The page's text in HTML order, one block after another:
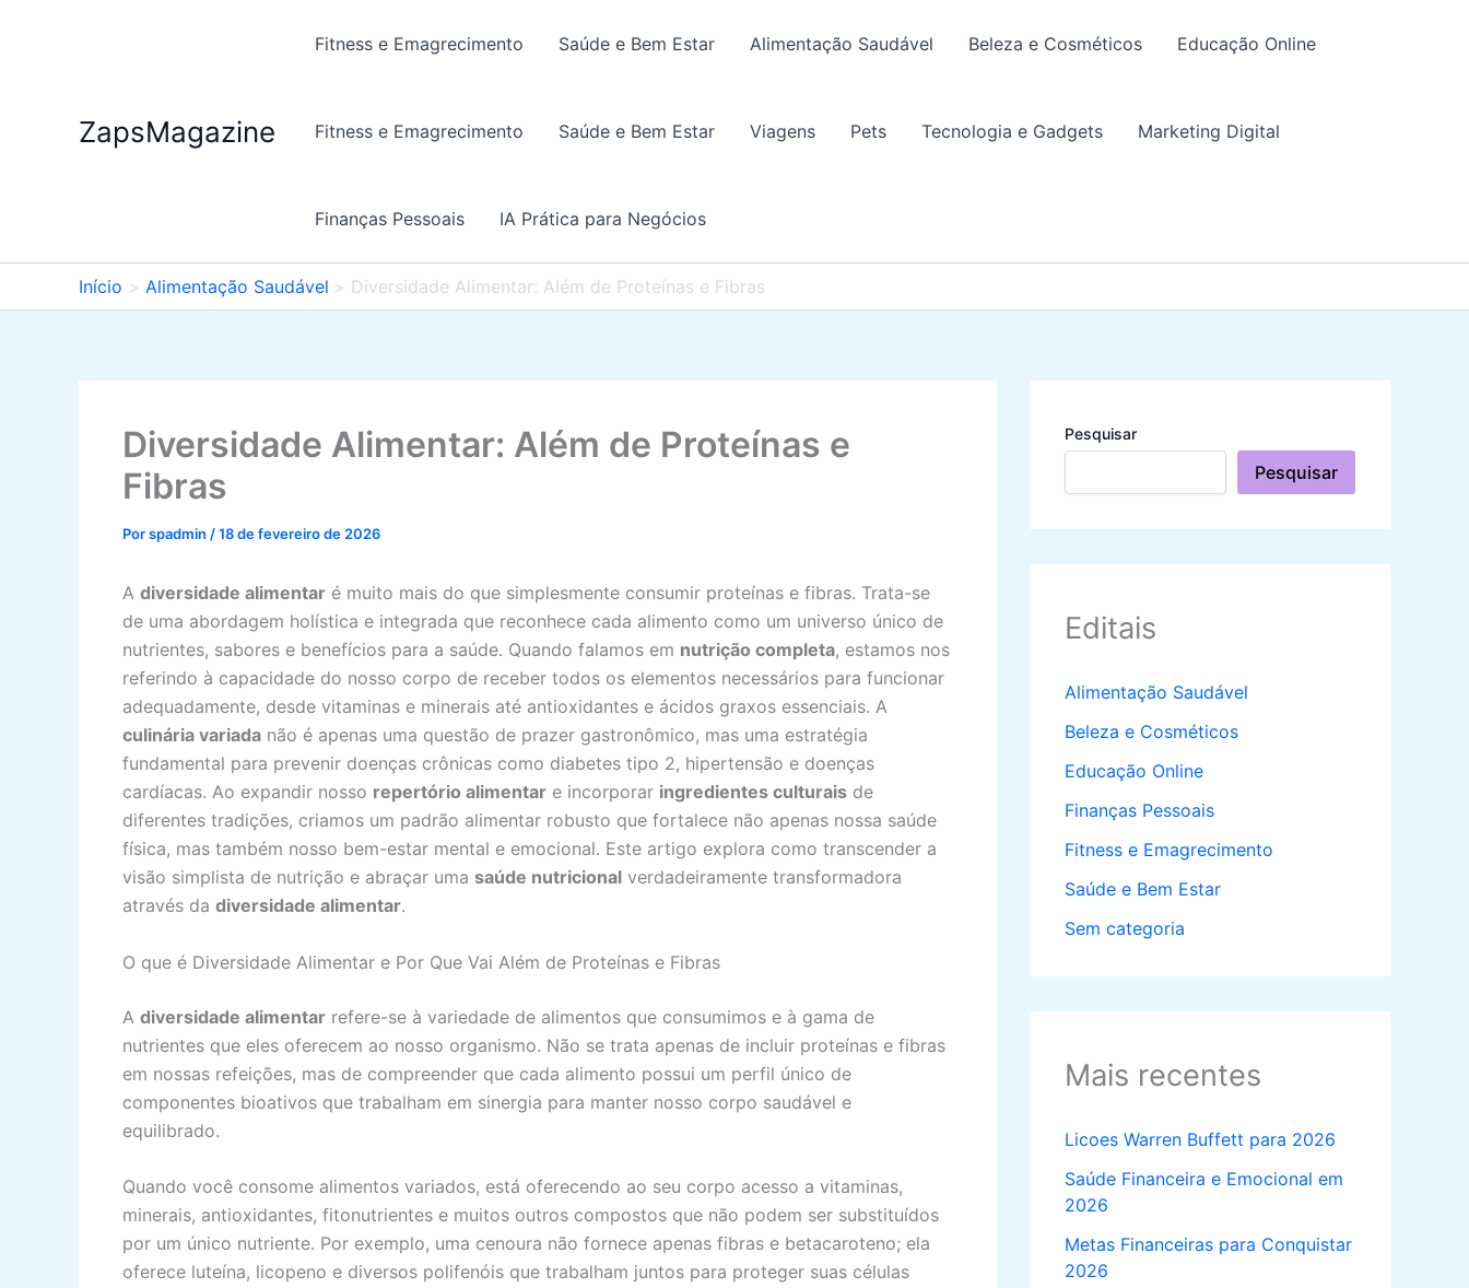
ZapsMagazine
Fitness e Emagrecimento Saúde e Bem Estar Alimentação Saudável Beleza e Cosméticos Educação Online
Fitness e Emagrecimento Saúde e Bem Estar Viagens Pets Tecnologia e Gadgets Marketing Digital
Finanças Pessoais IA Prática para Negócios
Início Alimentação Saudável Diversidade Alimentar: Além de Proteínas e Fibras
Diversidade Alimentar: Além de Proteínas e
Fibras
Porspadmin /18 de fevereiro de 2026
A diversidade alimentar é muito mais do que simplesmente consumir proteínas e fibras. Trata-se
de uma abordagem holística e integrada que reconhece cada alimento como um universo único de
nutrientes, sabores e benefícios para a saúde. Quando falamos em nutrição completa, estamos nos
referindo à capacidade do nosso corpo de receber todos os elementos necessários para funcionar
adequadamente, desde vitaminas e minerais até antioxidantes e ácidos graxos essenciais. A
culinária variada não é apenas uma questão de prazer gastronômico, mas uma estratégia
fundamental para prevenir doenças crônicas como diabetes tipo 2, hipertensão e doenças
cardíacas. Ao expandir nosso repertório alimentar e incorporar ingredientes culturais de
diferentes tradições, criamos um padrão alimentar robusto que fortalece não apenas nossa saúde
física, mas também nosso bem-estar mental e emocional. Este artigo explora como transcender a
visão simplista de nutrição e abraçar uma saúde nutricional verdadeiramente transformadora
através da diversidade alimentar.
O que é Diversidade Alimentar e Por Que Vai Além de Proteínas e Fibras
A diversidade alimentar refere-se à variedade de alimentos que consumimos e à gama de
nutrientes que eles oferecem ao nosso organismo. Não se trata apenas de incluir proteínas e fibras
em nossas refeições, mas de compreender que cada alimento possui um perfil único de
componentes bioativos que trabalham em sinergia para manter nosso corpo saudável e
equilibrado.
Quando você consome alimentos variados, está oferecendo ao seu corpo acesso a vitaminas,
minerais, antioxidantes, fitonutrientes e muitos outros compostos que não podem ser substituídos
por um único nutriente. Por exemplo, uma cenoura não fornece apenas fibras e betacaroteno; ela
oferece luteína, licopeno e diversos polifenóis que trabalham juntos para proteger suas células
Pesquisar
Pesquisar
Editais
Alimentação Saudável
Beleza e Cosméticos
Educação Online
Finanças Pessoais
Fitness e Emagrecimento
Saúde e Bem Estar
Sem categoria
Mais recentes
Licoes Warren Buffett para 2026
Saúde Financeira e Emocional em
2026
Metas Financeiras para Conquistar
2026